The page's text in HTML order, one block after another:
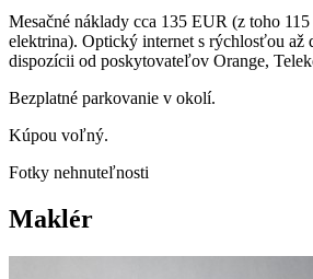
Mesačné náklady cca 135 EUR (z toho
elektrina). Optický internet s rýchlosťou až
dispozícii od poskytovateľov Orange,
Bezplatné parkovanie v okolí.
Kúpou voľný.
Fotky nehnuteľnosti
Maklér